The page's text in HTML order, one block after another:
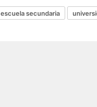
escuela secundaria